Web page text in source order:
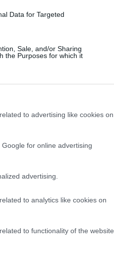
Data for Targeted
Sale, and/or Sharing
the Purposes for which it
to advertising like cookies on
for online advertising
advertising.
to analytics like cookies on
to functionality of the website